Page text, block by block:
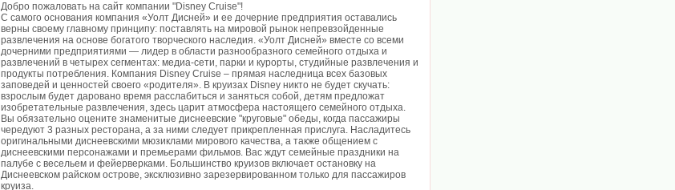
Добро пожаловать на сайт компании "Disney Cruise"!
С самого основания компания «Уолт Дисней» и ее дочерние предприятия оставались
верны своему главному принципу: поставлять на мировой рынок непревзойденные
развлечения на основе богатого творческого наследия. «Уолт Дисней» вместе со всеми
дочерними предприятиями — лидер в области разнообразного семейного отдыха и
развлечений в четырех сегментах: медиа-сети, парки и курорты, студийные развлечения и
продукты потребления. Компания Disney Cruise – прямая наследница всех базовых
заповедей и ценностей своего «родителя». В круизах Disney никто не будет скучать:
взрослым будет даровано время расслабиться и заняться собой, детям предложат
изобретательные развлечения, здесь царит атмосфера настоящего семейного отдыха.
Вы обязательно оцените знаменитые диснеевские "круговые" обеды, когда пассажиры
чередуют 3 разных ресторана, а за ними следует прикрепленная прислуга. Насладитесь
оригинальными диснеевскими мюзиклами мирового качества, а также общением с
диснеевскими персонажами и премьерами фильмов. Вас ждут семейные праздники на
палубе с весельем и фейерверками. Большинство круизов включает остановку на
Диснеевском райском острове, эксклюзивно зарезервированном только для пассажиров
круиза.